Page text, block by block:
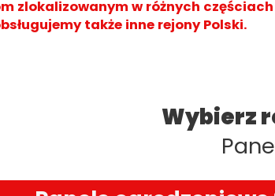
zlokalizowanym w różnych
także inne rejony Polski.
Wybierz